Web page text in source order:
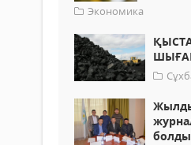
Экономика
болды